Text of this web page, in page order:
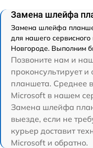
Замена шлейфа
Замена шлейфа
для нашего
Новгороде. Выполним
Позвоните нам и
проконсультирует и
планшета. Среднее
Microsoft в нашем
Замена шлейфа
выезде, если не
курьер доставит
Microsoft и обратно.